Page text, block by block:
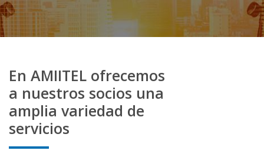
En AMIITEL ofrecemos
a nuestros socios una
amplia variedad de
servicios